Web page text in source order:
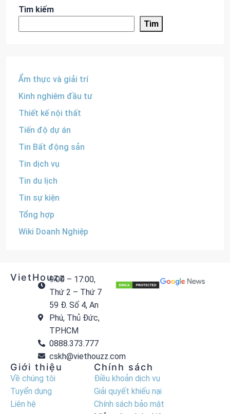
Tìm kiếm
Tìm
Ẩm thực và giải trí
Kinh nghiêm đầu tư
Thiết kế nội thất
Tiến độ dự án
Tin Bất động sản
Tin dịch vụ
Tin du lịch
Tin sự kiện
Tổng hợp
Wiki Doanh Nghiệp
VietHouzz9:00 – 17:00,
Thứ 2 – Thứ 7
59 Đ. Số 4, An
Phú, Thủ Đức,
TP.HCM
0888.373.777
cskh@viethouzz.com
Giới thiệu
Về chúng tôi
Tuyển dụng
Liên hệ
Chính sách
Điều khoản dịch vụ
Giải quyết khiếu nại
Chính sách bảo mật